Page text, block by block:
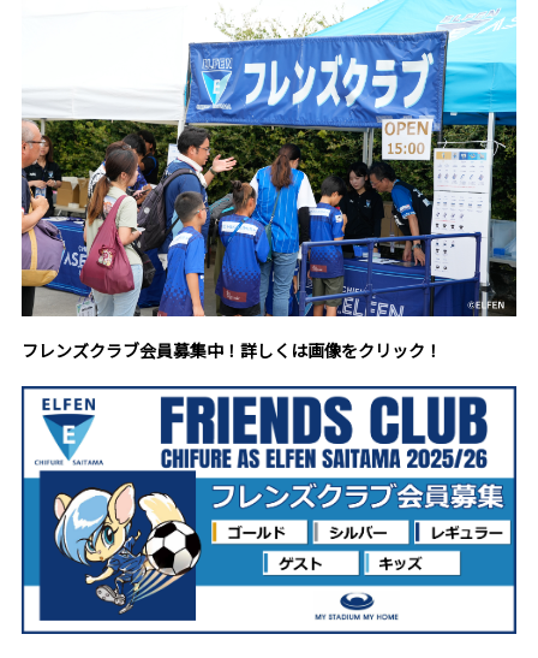
フレンズクラブ会員募集中！詳しくは画像をクリック！